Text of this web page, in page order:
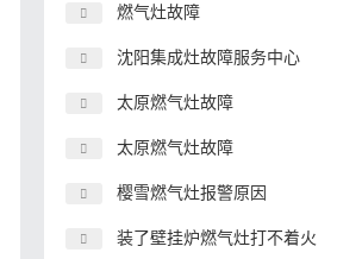
燃气灶故障
沈阳集成灶故障服务中心
太原燃气灶故障
太原燃气灶故障
樱雪燃气灶报警原因
装了壁挂炉燃气灶打不着火